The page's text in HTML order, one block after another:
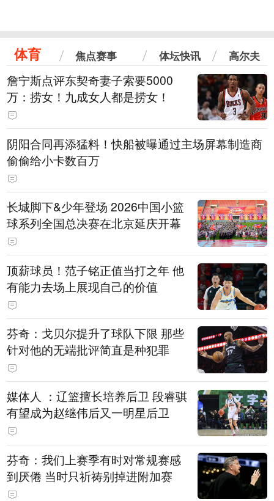
体育 焦点赛事 体坛快讯 高尔夫
詹宁斯点评东契奇妻子索要5000
万：捞女！九成女人都是捞女！
阴阳合同再添猛料！快船被曝通过主场屏幕制造商
偷偷给小卡数百万
长城脚下&少年登场 2026中国小篮
球系列全国总决赛在北京延庆开幕
顶薪球员！范子铭正值当打之年 他
有能力去场上展现自己的价值
芬奇：戈贝尔提升了球队下限 那些
针对他的无端批评简直是种犯罪
媒体人 ：辽篮擅长培养后卫 段睿骐
有望成为赵继伟后又一明星后卫
芬奇：我们上赛季有时对常规赛感
到厌倦 当时只祈祷别掉进附加赛